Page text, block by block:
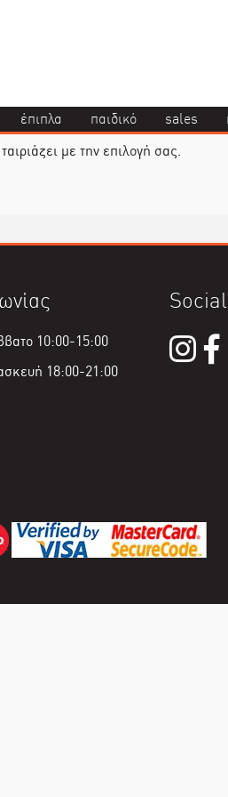
έπιπλα παιδικό sales
με την επιλογή σας.
10:00-15:00
18:00-21:00
Social